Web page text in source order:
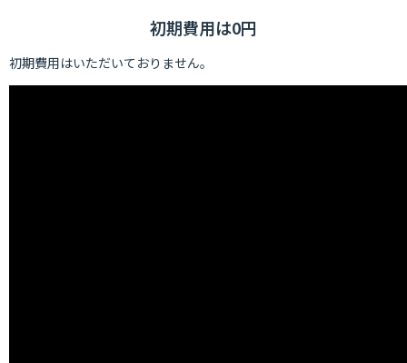
初期費用は0円
初期費用はいただいておりません。